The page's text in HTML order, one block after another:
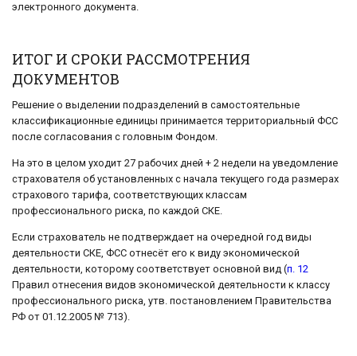
электронного документа.
ИТОГ И СРОКИ РАССМОТРЕНИЯ
ДОКУМЕНТОВ
Решение о выделении подразделений в самостоятельные
классификационные единицы принимается территориальный ФСС
после согласования с головным Фондом.
На это в целом уходит 27 рабочих дней + 2 недели на уведомление
страхователя об установленных с начала текущего года размерах
страхового тарифа, соответствующих классам
профессионального риска, по каждой СКЕ.
Если страхователь не подтверждает на очередной год виды
деятельности СКЕ, ФСС отнесёт его к виду экономической
деятельности, которому соответствует основной вид (п. 12
Правил отнесения видов экономической деятельности к классу
профессионального риска, утв. постановлением Правительства
РФ от 01.12.2005 № 713).